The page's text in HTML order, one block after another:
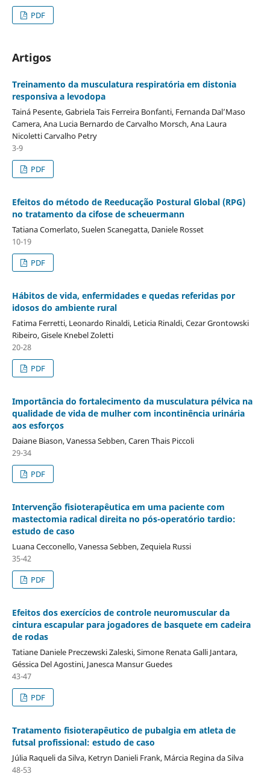
PDF
Artigos
Treinamento da musculatura respiratória em distonia
responsiva a levodopa
Tainá Pesente, Gabriela Tais Ferreira Bonfanti, Fernanda Dal’Maso
Camera, Ana Lucia Bernardo de Carvalho Morsch, Ana Laura
Nicoletti Carvalho Petry
3-9
PDF
Efeitos do método de Reeducação Postural Global (RPG)
no tratamento da cifose de scheuermann
Tatiana Comerlato, Suelen Scanegatta, Daniele Rosset
10-19
PDF
Hábitos de vida, enfermidades e quedas referidas por
idosos do ambiente rural
Fatima Ferretti, Leonardo Rinaldi, Leticia Rinaldi, Cezar Grontowski
Ribeiro, Gisele Knebel Zoletti
20-28
PDF
Importância do fortalecimento da musculatura pélvica na
qualidade de vida de mulher com incontinência urinária
aos esforços
Daiane Biason, Vanessa Sebben, Caren Thais Piccoli
29-34
PDF
Intervenção fisioterapêutica em uma paciente com
mastectomia radical direita no pós-operatório tardio:
estudo de caso
Luana Cecconello, Vanessa Sebben, Zequiela Russi
35-42
PDF
Efeitos dos exercícios de controle neuromuscular da
cintura escapular para jogadores de basquete em cadeira
de rodas
Tatiane Daniele Preczewski Zaleski, Simone Renata Galli Jantara,
Géssica Del Agostini, Janesca Mansur Guedes
43-47
PDF
Tratamento fisioterapêutico de pubalgia em atleta de
futsal profissional: estudo de caso
Júlia Raqueli da Silva, Ketryn Danieli Frank, Márcia Regina da Silva
48-53